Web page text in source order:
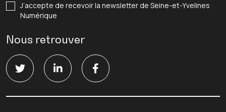
J’accepte de recevoir la newsletter de Seine-et-Yvelines
Numérique
Nous retrouver